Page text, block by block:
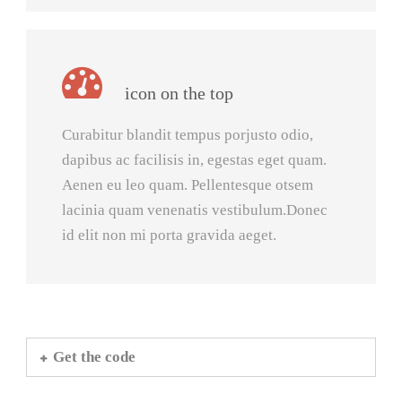
icon on the top
Curabitur blandit tempus porjusto odio,
dapibus ac facilisis in, egestas eget quam.
Aenen eu leo quam. Pellentesque otsem
lacinia quam venenatis vestibulum.Donec
id elit non mi porta gravida aeget.
Get the code